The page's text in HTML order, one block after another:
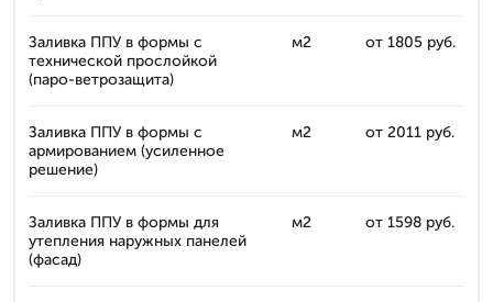
Заливка ППУ в формы с
технической прослойкой
(паро-ветрозащита)
м2 от 1805 руб.
Заливка ППУ в формы с
армированием (усиленное
решение)
м2 от 2011 руб.
Заливка ППУ в формы для
утепления наружных панелей
(фасад)
м2 от 1598 руб.